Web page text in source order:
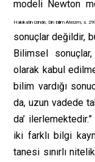
modeli Newton
Hakikatin izinde, Din bilim Ateizm, s.
sonuçlar değildir,
Bilimsel
olarak kabul
bilim vardığı
da, uzun vadede
da’ ilerlemektedir.”
iki farklı bilgi
tanesi sınırlı